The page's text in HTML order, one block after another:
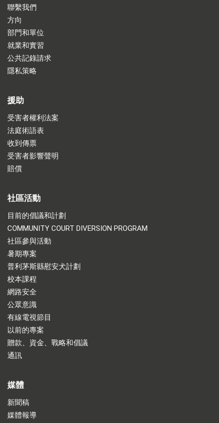
聯繫我們
方向
部門和單位
就業和實習
公共記錄請求
隱私策略
援助
受害者權利法案
法庭術語表
收到傳票
受害者影響聲明
賠償
社區活動
目前的倡議和計劃
COMMUNITY COURT DIVERSION PROGRAM
社區參與活動
暑期專案
普利茅斯縣慰安犬計劃
校本課程
網路安全
公眾意識
有線電視節目
以前的專案
贈款、資金、戰略和倡議
通訊
媒體
新聞稿
媒體報導